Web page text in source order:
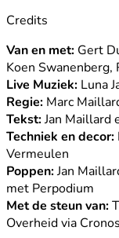
Credits
Van en met: Gert
Koen Swanenberg,
Live Muziek: Luna
Regie: Marc
Tekst:Jan Maillard
Techniek en decor:
Vermeulen
Poppen:Jan
met Perpodium
Met de steun van:
Overheid via